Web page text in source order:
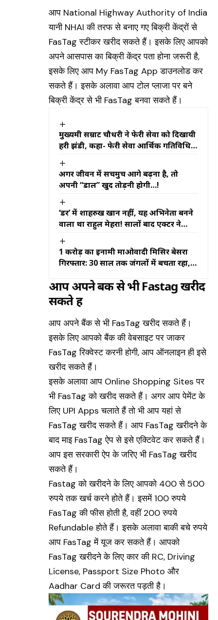
आप National Highway Authority of India
यानी NHAI की तरफ से बनाए गए बिक्री केंद्रों से
FasTag स्टीकर खरीद सकते हैं। इसके लिए आपको
अपने आसपास का बिक्री केंद्र पता होना जरूरी है,
इसके लिए आप My FasTag App डाउनलोड कर
सकते हैं। इसके अलावा आप टोल प्लाजा पर बने
बिक्री केंद्र से भी FasTag बनवा सकते हैं।
मुख्यमंत्री सम्राट चौधरी ने फेरी सेवा को दिखायी
हरी झंडी, कहा- फेरी सेवा आर्थिक गतिविधियों
अगर जीवन में सचमुच आगे बढ़ना है, तो
अपनी “डाल” खुद तोड़नी होगी…!
‘डर’ में शाहरुख खान नहीं, यह अभिनेता बनने
वाला था राहुल मेहरा! सालों बाद एक्टर ने
₹1 करोड़ का इनामी माओवादी मिसिर बेसरा
गिरफ्तार: 30 साल तक जंगलों में बचता रहा,
की वजह
आप अपने बैंक से भी Fastag खरीद
सकते हैं
आप अपने बैंक से भी FasTag खरीद सकते हैं।
इसके लिए आपको बैंक की वेबसाइट पर जाकर
FasTag रिक्वेस्ट करनी होगी, आप ऑनलाइन ही इसे
खरीद सकते हैं।
इसके अलावा आप Online Shopping Sites पर
भी FasTag को खरीद सकते हैं। अगर आप पेमेंट के
लिए UPI Apps चलाते हैं तो भी आप यहां से
FasTag खरीद सकते हैं। आप FasTag खरीदने के
बाद माइ FasTag ऐप से इसे एक्टिवेट कर सकते हैं।
आप इस सरकारी ऐप के जरिए भी FasTag खरीद
सकते हैं।
Fastag को खरीदने के लिए आपको 400 से 500
रुपये तक खर्च करने होते हैं। इसमें 100 रुपये
FasTag की फीस होती है, वहीं 200 रुपये
Refundable होते हैं। इसके अलावा बाकी बचे रुपये
आप FasTag में यूज कर सकते हैं। आपको
FasTag खरीदने के लिए कार की RC, Driving
License, Passport Size Photo और
Aadhar Card की जरूरत पड़ती है।